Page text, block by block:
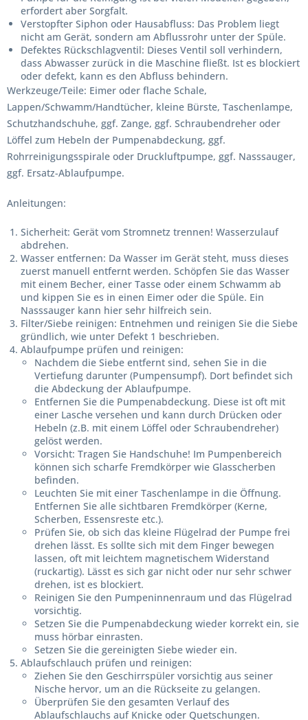
erfordert aber Sorgfalt.
Verstopfter Siphon oder Hausabfluss: Das Problem liegt
nicht am Gerät, sondern am Abflussrohr unter der Spüle.
Defektes Rückschlagventil: Dieses Ventil soll verhindern,
dass Abwasser zurück in die Maschine fließt. Ist es blockiert
oder defekt, kann es den Abfluss behindern.
Werkzeuge/Teile: Eimer oder flache Schale,
Lappen/Schwamm/Handtücher, kleine Bürste, Taschenlampe,
Schutzhandschuhe, ggf. Zange, ggf. Schraubendreher oder
Löffel zum Hebeln der Pumpenabdeckung, ggf.
Rohrreinigungsspirale oder Druckluftpumpe, ggf. Nasssauger,
ggf. Ersatz-Ablaufpumpe.
Anleitungen:
Sicherheit: Gerät vom Stromnetz trennen! Wasserzulauf
abdrehen.
Wasser entfernen: Da Wasser im Gerät steht, muss dieses
zuerst manuell entfernt werden. Schöpfen Sie das Wasser
mit einem Becher, einer Tasse oder einem Schwamm ab
und kippen Sie es in einen Eimer oder die Spüle. Ein
Nasssauger kann hier sehr hilfreich sein.
Filter/Siebe reinigen: Entnehmen und reinigen Sie die Siebe
gründlich, wie unter Defekt 1 beschrieben.
Ablaufpumpe prüfen und reinigen:
Nachdem die Siebe entfernt sind, sehen Sie in die
Vertiefung darunter (Pumpensumpf). Dort befindet sich
die Abdeckung der Ablaufpumpe.
Entfernen Sie die Pumpenabdeckung. Diese ist oft mit
einer Lasche versehen und kann durch Drücken oder
Hebeln (z.B. mit einem Löffel oder Schraubendreher)
gelöst werden.
Vorsicht: Tragen Sie Handschuhe! Im Pumpenbereich
können sich scharfe Fremdkörper wie Glasscherben
befinden.
Leuchten Sie mit einer Taschenlampe in die Öffnung.
Entfernen Sie alle sichtbaren Fremdkörper (Kerne,
Scherben, Essensreste etc.).
Prüfen Sie, ob sich das kleine Flügelrad der Pumpe frei
drehen lässt. Es sollte sich mit dem Finger bewegen
lassen, oft mit leichtem magnetischem Widerstand
(ruckartig). Lässt es sich gar nicht oder nur sehr schwer
drehen, ist es blockiert.
Reinigen Sie den Pumpeninnenraum und das Flügelrad
vorsichtig.
Setzen Sie die Pumpenabdeckung wieder korrekt ein, sie
muss hörbar einrasten.
Setzen Sie die gereinigten Siebe wieder ein.
Ablaufschlauch prüfen und reinigen:
Ziehen Sie den Geschirrspüler vorsichtig aus seiner
Nische hervor, um an die Rückseite zu gelangen.
Überprüfen Sie den gesamten Verlauf des
Ablaufschlauchs auf Knicke oder Quetschungen.